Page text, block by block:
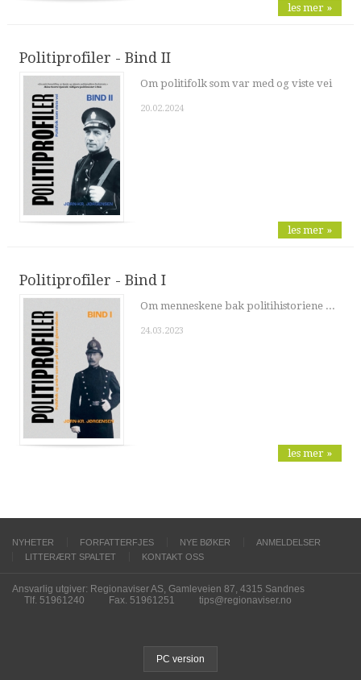
les mer »
Politiprofiler - Bind II
Om politifolk som var med og viste vei
20.02.2024
les mer »
Politiprofiler - Bind I
Om menneskene bak politihistoriene ...
24.03.2023
les mer »
NYHETER FORFATTERFJES NYE BØKER
ANMELDELSER
LITTERÆRT SPALTET
KONTAKT OSS
Ansvarlig utgiver: Regionaviser AS, Gamleveien 87, 4315 Sandnes
Tlf. 51961240
Fax. 51961251 tips@regionaviser.no
PC version